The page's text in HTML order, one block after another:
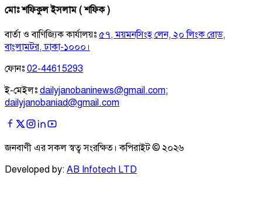
মোঃ শফিকুল ইসলাম ( শফিক )
বার্তা ও বাণিজ্যিক কার্যালয়ঃ ৫৭, ময়মনসিংহ লেন, ২০ লিংক রোড,
বাংলামটর, ঢাকা-১০০০।
ফোনঃ 02-44615293
ই-মেইলঃ dailyjanobaninews@gmail.com;
dailyjanobaniad@gmail.com
জনবাণী এর সকল স্বত্ব সংরক্ষিত। কপিরাইট © ২০২৬
Developed by: AB Infotech LTD